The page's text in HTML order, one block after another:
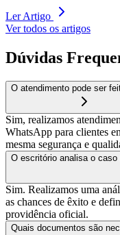
Ler Artigo
Ver todos os artigos
Dúvidas
O atendimento pode ser
Sim, realizamos
WhatsApp para clientes
mesma segurança e
O escritório analisa o
Sim. Realizamos uma
as chances de êxito e
providência oficial.
Quais documentos são